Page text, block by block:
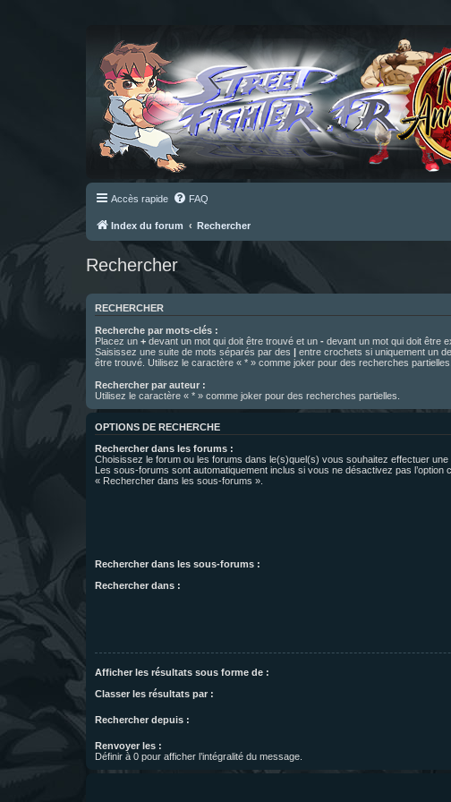
Accès rapide FAQ
Index du forum Rechercher
Rechercher
RECHERCHER
Recherche par mots-clés :
Placez un + devant un mot qui doit être trouvé et un - devant un mot qui doit être
Saisissez une suite de mots séparés par des | entre crochets si uniquement un
être trouvé. Utilisez le caractère « * » comme joker pour des recherches partielles.
Rechercher par auteur :
Utilisez le caractère « * » comme joker pour des recherches partielles.
OPTIONS DE RECHERCHE
Rechercher dans les forums :
Choisissez le forum ou les forums dans le(s)quel(s) vous souhaitez effectuer une
Les sous-forums sont automatiquement inclus si vous ne désactivez pas l’option
« Rechercher dans les sous-forums ».
Rechercher dans les sous-forums :
Rechercher dans :
Afficher les résultats sous forme de :
Classer les résultats par :
Rechercher depuis :
Renvoyer les :
Définir à 0 pour afficher l’intégralité du message.